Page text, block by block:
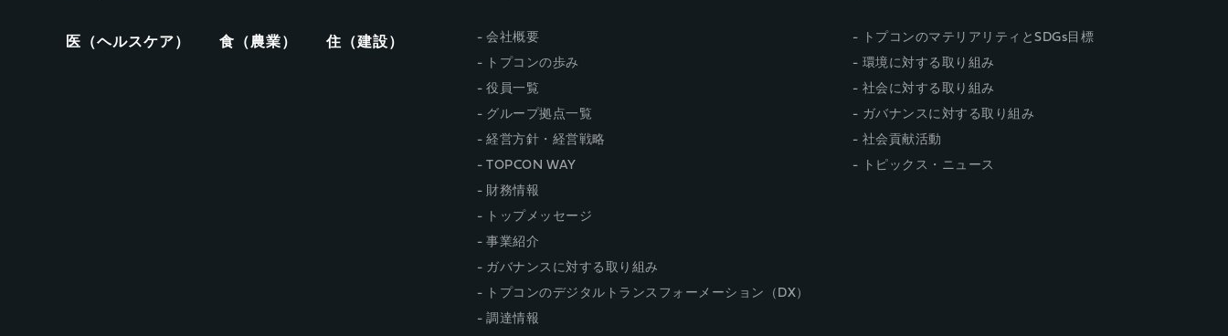
医（ヘルスケア） 食（農業） 住（建設）
会社概要
トプコンの歩み
役員一覧
グループ拠点一覧
経営方針・経営戦略
TOPCON WAY
財務情報
トップメッセージ
事業紹介
ガバナンスに対する取り組み
トプコンのデジタルトランスフォーメーション（DX）
調達情報
トプコンのマテリアリティとSDGs目標
環境に対する取り組み
社会に対する取り組み
ガバナンスに対する取り組み
社会貢献活動
トピックス・ニュース